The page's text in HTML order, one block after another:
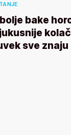
bake
sve znaju